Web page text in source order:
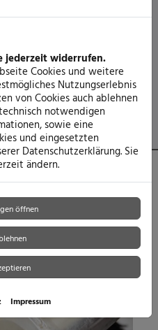
hohe Funktionalität,
Vorausgesetzt natürlich,
fachgerecht. Wir freuen
mit Ihnen
jederzeit widerrufen.
Cookies und weitere
Nutzungserlebnis
von Cookies auch ablehnen
notwendigen
sowie eine
und eingesetzten
Datenschutzerklärung. Sie
ändern.
öffnen
Impressum